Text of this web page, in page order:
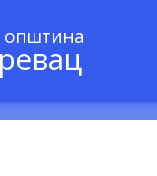
општина